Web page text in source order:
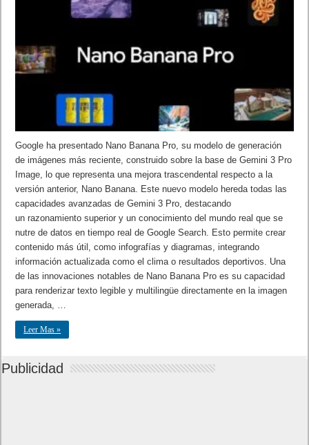
Google ha presentado Nano Banana Pro, su modelo de generación
de imágenes más reciente, construido sobre la base de Gemini 3 Pro
Image, lo que representa una mejora trascendental respecto a la
versión anterior, Nano Banana. Este nuevo modelo hereda todas las
capacidades avanzadas de Gemini 3 Pro, destacando
un razonamiento superior y un conocimiento del mundo real que se
nutre de datos en tiempo real de Google Search. Esto permite crear
contenido más útil, como infografías y diagramas, integrando
información actualizada como el clima o resultados deportivos. Una
de las innovaciones notables de Nano Banana Pro es su capacidad
para renderizar texto legible y multilingüe directamente en la imagen
generada, …
Leer Mas »
Publicidad